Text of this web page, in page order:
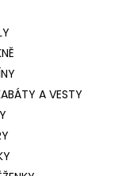
A VESTY